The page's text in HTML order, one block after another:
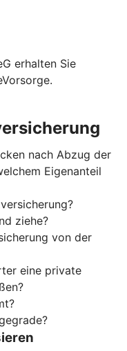
erhalten Sie
nach Abzug der
Eigenanteil
ziehe?
von der
eine private